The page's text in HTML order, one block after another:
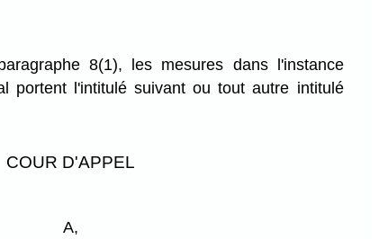
8(1), les mesures dans l'instance
portent l'intitulé suivant ou tout autre intitulé
COUR D'APPEL
A,